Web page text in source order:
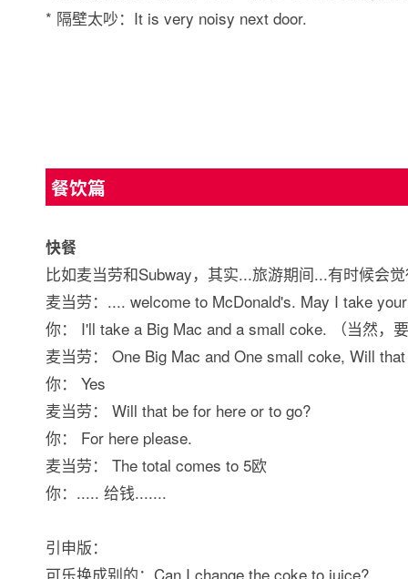
* 隔壁太吵：It is very noisy next door.
餐饮篇
快餐
比如麦当劳和Subway，其实...旅游期间...有时候会
麦当劳：.... welcome to McDonald's. May I take
你： I'll take a Big Mac and a small coke. （当然，
麦当劳： One Big Mac and One small coke, Will
你： Yes
麦当劳： Will that be for here or to go?
你： For here please.
麦当劳： The total comes to 5欧
你：..... 给钱.......
引申版：
可乐换成别的：Can I change the coke to juice?